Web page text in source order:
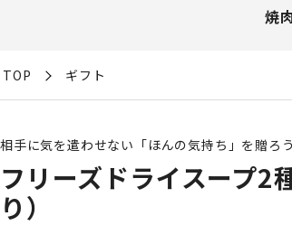
焼
TOP ギフト
相手に気を遣わせない「ほんの気持ち」を贈ろ
フリーズドライスープ2
り）